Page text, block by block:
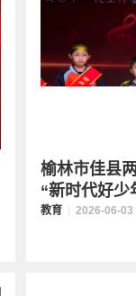
榆林市佳县
“新时代好少
教育 2026-06-03